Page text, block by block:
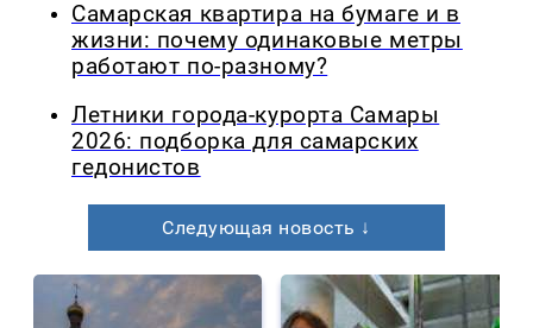
Самарская квартира на бумаге и в
жизни: почему одинаковые метры
работают по-разному?
Летники города-курорта Самары
2026: подборка для самарских
гедонистов
Следующая новость ↓